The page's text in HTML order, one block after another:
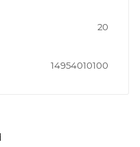
20
14954010100